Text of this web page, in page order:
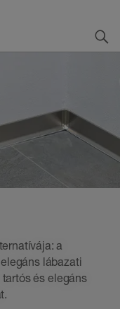
a
lábazati
és elegáns